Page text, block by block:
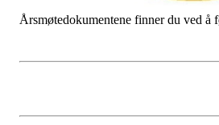
Årsmøtedokumentene finner du ved å